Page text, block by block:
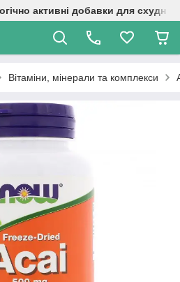
активні добавки для
Вітаміни, мінерали та комплекси